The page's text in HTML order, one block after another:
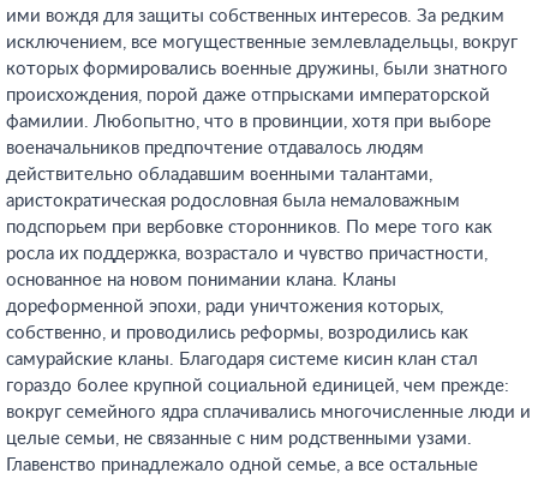
ими вождя для защиты собственных интересов. За редким
исключением, все могущественные землевладельцы, вокруг
которых формировались военные дружины, были знатного
происхождения, порой даже отпрысками императорской
фамилии. Любопытно, что в провинции, хотя при выборе
военачальников предпочтение отдавалось людям
действительно обладавшим военными талантами,
аристократическая родословная была немаловажным
подспорьем при вербовке сторонников. По мере того как
росла их поддержка, возрастало и чувство причастности,
основанное на новом понимании клана. Кланы
дореформенной эпохи, ради уничтожения которых,
собственно, и проводились реформы, возродились как
самурайские кланы. Благодаря системе кисин клан стал
гораздо более крупной социальной единицей, чем прежде:
вокруг семейного ядра сплачивались многочисленные люди и
целые семьи, не связанные с ним родственными узами.
Главенство принадлежало одной семье, а все остальные